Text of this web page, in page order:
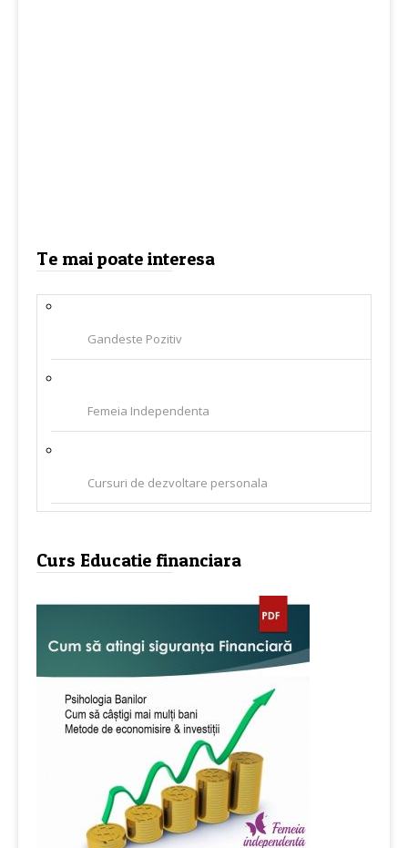
Te mai poate interesa
Gandeste Pozitiv
Femeia Independenta
Cursuri de dezvoltare personala
Curs Educatie financiara